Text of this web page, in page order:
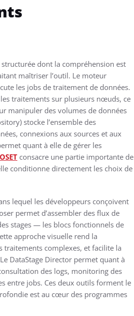
dont la compréhension est
maîtriser l’outil. Le moteur
les jobs de traitement de données.
traitements sur plusieurs nœuds, ce
manipuler des volumes de données
stocke l’ensemble des
connexions aux sources et aux
quant à elle de gérer les
consacre une partie importante de
conditionne directement les choix de
lequel les développeurs conçoivent
permet d’assembler des flux de
stages — les blocs fonctionnels de
approche visuelle rend la
complexes, et facilite la
DataStage Director permet quant à
des logs, monitoring des
entre jobs. Ces deux outils forment le
est au cœur des programmes